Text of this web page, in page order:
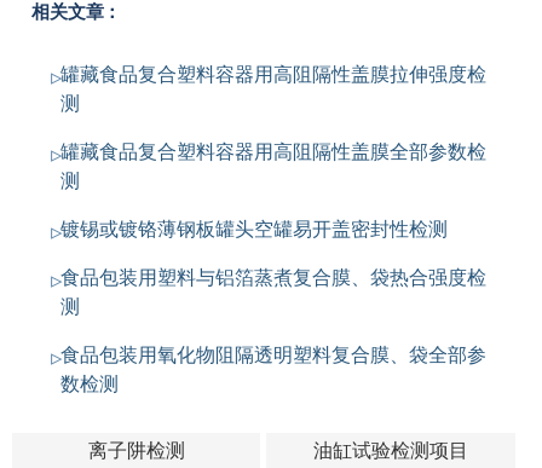
相关文章：
罐藏食品复合塑料容器用高阻隔性盖膜拉伸强度检
测
罐藏食品复合塑料容器用高阻隔性盖膜全部参数检
测
镀锡或镀铬薄钢板罐头空罐易开盖密封性检测
食品包装用塑料与铝箔蒸煮复合膜、袋热合强度检
测
食品包装用氧化物阻隔透明塑料复合膜、袋全部参
数检测
离子阱检测 油缸试验检测项目